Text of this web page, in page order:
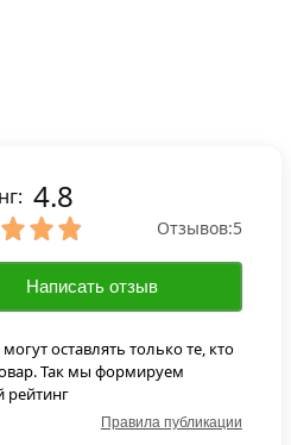
4.8
Отзывов:5
Написать отзыв
оставлять только те, кто
Так мы формируем
рейтинг
Правила публикации